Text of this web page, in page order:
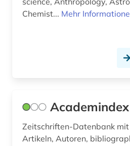
brancheninformation (1)
brandschutz (3)
braunkohle (1)
briefkastengesellschaft (1)
Chemist... Mehr
Academindex
Zeitschriften-Datenbank mit
Artikeln, Autoren,